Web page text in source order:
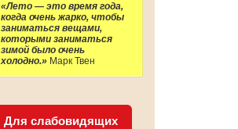
«Лето — это время года,
когда очень жарко, чтобы
заниматься вещами,
которыми заниматься
зимой было очень
холодно.» Марк Твен
Для слабовидящих